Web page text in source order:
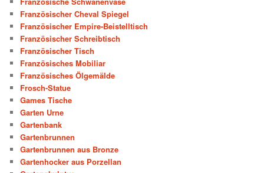
Französischer Cheval Spiegel
Französischer Empire-Beistelltisch
Französischer Schreibtisch
Französischer Tisch
Französisches Mobiliar
Französisches Ölgemälde
Frosch-Statue
Games Tische
Garten Urne
Gartenbank
Gartenbrunnen
Gartenbrunnen aus Bronze
Gartenhocker aus Porzellan